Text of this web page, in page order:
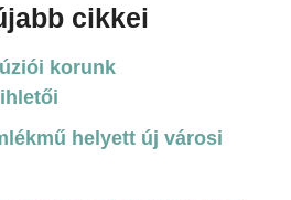
cikkei
korunk
helyett új városi